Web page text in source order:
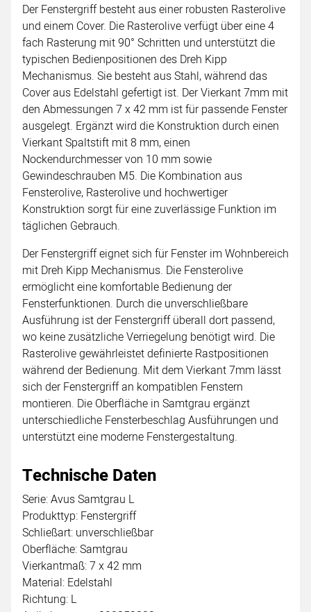
Der Fenstergriff besteht aus einer robusten Rasterolive
und einem Cover. Die Rasterolive verfügt über eine 4
fach Rasterung mit 90° Schritten und unterstützt die
typischen Bedienpositionen des Dreh Kipp
Mechanismus. Sie besteht aus Stahl, während das
Cover aus Edelstahl gefertigt ist. Der Vierkant 7mm mit
den Abmessungen 7 x 42 mm ist für passende Fenster
ausgelegt. Ergänzt wird die Konstruktion durch einen
Vierkant Spaltstift mit 8 mm, einen
Nockendurchmesser von 10 mm sowie
Gewindeschrauben M5. Die Kombination aus
Fensterolive, Rasterolive und hochwertiger
Konstruktion sorgt für eine zuverlässige Funktion im
täglichen Gebrauch.
Der Fenstergriff eignet sich für Fenster im Wohnbereich
mit Dreh Kipp Mechanismus. Die Fensterolive
ermöglicht eine komfortable Bedienung der
Fensterfunktionen. Durch die unverschließbare
Ausführung ist der Fenstergriff überall dort passend,
wo keine zusätzliche Verriegelung benötigt wird. Die
Rasterolive gewährleistet definierte Rastpositionen
während der Bedienung. Mit dem Vierkant 7mm lässt
sich der Fenstergriff an kompatiblen Fenstern
montieren. Die Oberfläche in Samtgrau ergänzt
unterschiedliche Fensterbeschlag Ausführungen und
unterstützt eine moderne Fenstergestaltung.
Technische Daten
Serie: Avus Samtgrau L
Produkttyp: Fenstergriff
Schließart: unverschließbar
Oberfläche: Samtgrau
Vierkantmaß: 7 x 42 mm
Material: Edelstahl
Richtung: L